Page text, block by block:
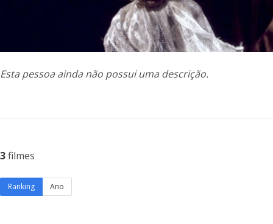
Esta pessoa ainda não possui uma descrição.
3filmes
Ranking Ano